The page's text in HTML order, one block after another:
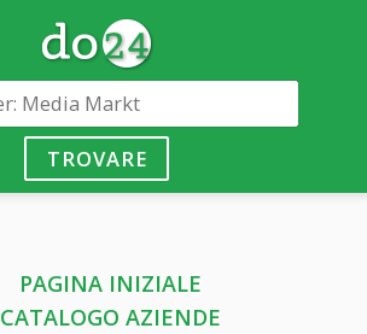
TROVARE
PAGINA INIZIALE
CATALOGO AZIENDE